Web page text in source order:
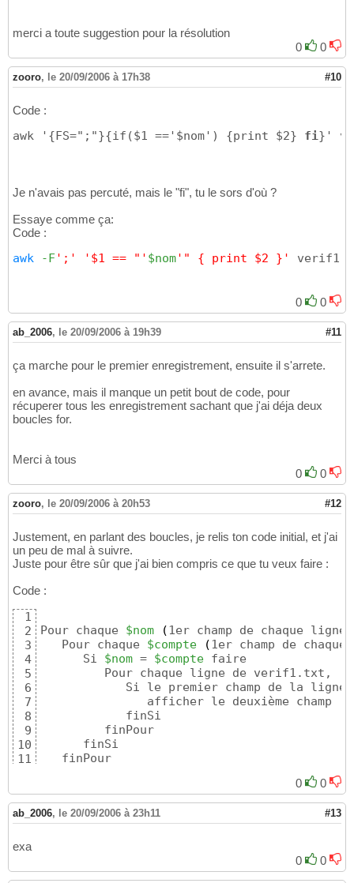
merci a toute suggestion pour la résolution
0
0
zooro, le 20/09/2006 à 17h38 #10
Code :
awk '{FS=";"}{if($1 =='$nom') {print $2} fi}'
Je n'avais pas percuté, mais le "fi", tu le sors d'où ?
Essaye comme ça:
Code :
awk -F';' '$1 == "' $nom'" { print $2 }'
0 0
ab_2006, le 20/09/2006 à 19h39 #11
ça marche pour le premier enregistrement, ensuite il s'arrete.
en avance, mais il manque un petit bout de code, pour
récuperer tous les enregistrement sachant que j'ai déja deux
boucles for.
Merci à tous
0
0
zooro, le 20/09/2006 à 20h53 #12
Justement, en parlant des boucles, je relis ton code initial, et j'ai
un peu de mal à suivre.
Juste pour être sûr que j'ai bien compris ce que tu veux faire :
Code :
1
2
3
4
5
6
7
8
9
10
11
Pour chaque $nom (1er champ de chaque ligne
   Pour chaque
$compte (1er champ de
      Si
$nom = $compte faire
         Pour chaque ligne de verif1.txt,
            Si le premier champ de la ligne
               afficher le deuxième champ
            finSi
         finPour
      finSi
   finPour
0 0
ab_2006, le 20/09/2006 à 23h11 #13
exa
0
0